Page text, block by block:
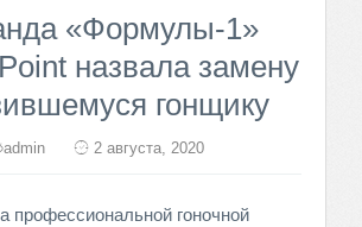
«Формулы-1»
назвала замену
гонщику
admin 2 августа, 2020
профессиональной гоночной